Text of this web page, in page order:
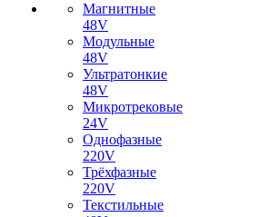
Магнитные
48V
Модульные
48V
Ультратонкие
48V
Микротрековые
24V
Однофазные
220V
Трёхфазные
220V
Текстильные